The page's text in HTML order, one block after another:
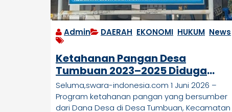
Admin DAERAH EKONOMI HUKUM News
Ketahanan Pangan Desa
Tumbuan 2023–2025 Diduga
Gagal Total, Masyarakat Minta
Audit Menyeluruh
Seluma,swara-indonesia.com 1 Juni 2026 –
Program ketahanan pangan yang bersumber
dari Dana Desa di Desa Tumbuan, Kecamatan